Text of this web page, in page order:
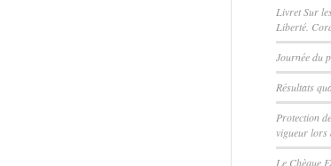
Livret Sur
Liberté.
Journée du
Résultats
Protection
vigueur lors
Le Chèque